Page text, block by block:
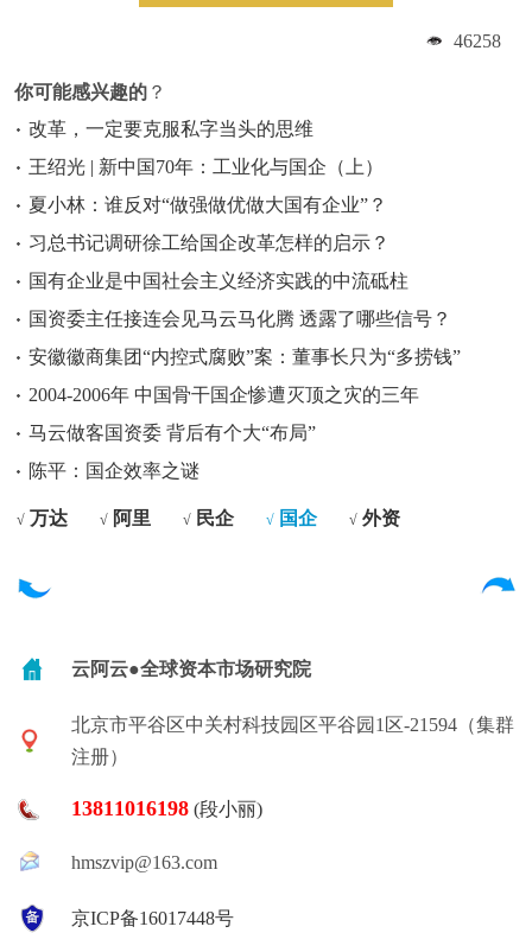
46258
你可能感兴趣的 ？
改革，一定要克服私字当头的思维
王绍光 | 新中国70年：工业化与国企（上）
夏小林：谁反对“做强做优做大国有企业”？
习总书记调研徐工给国企改革怎样的启示？
国有企业是中国社会主义经济实践的中流砥柱
国资委主任接连会见马云马化腾 透露了哪些信号？
安徽徽商集团“内控式腐败”案：董事长只为“多捞钱”
2004-2006年 中国骨干国企惨遭灭顶之灾的三年
马云做客国资委 背后有个大“布局”
陈平：国企效率之谜
√ 万达 √ 阿里 √ 民企 √ 国企 √ 外资
云阿云●全球资本市场研究院
北京市平谷区中关村科技园区平谷园1区-21594（集群
注册）
13811016198 (段小丽)
hmszvip@163.com
京ICP备16017448号